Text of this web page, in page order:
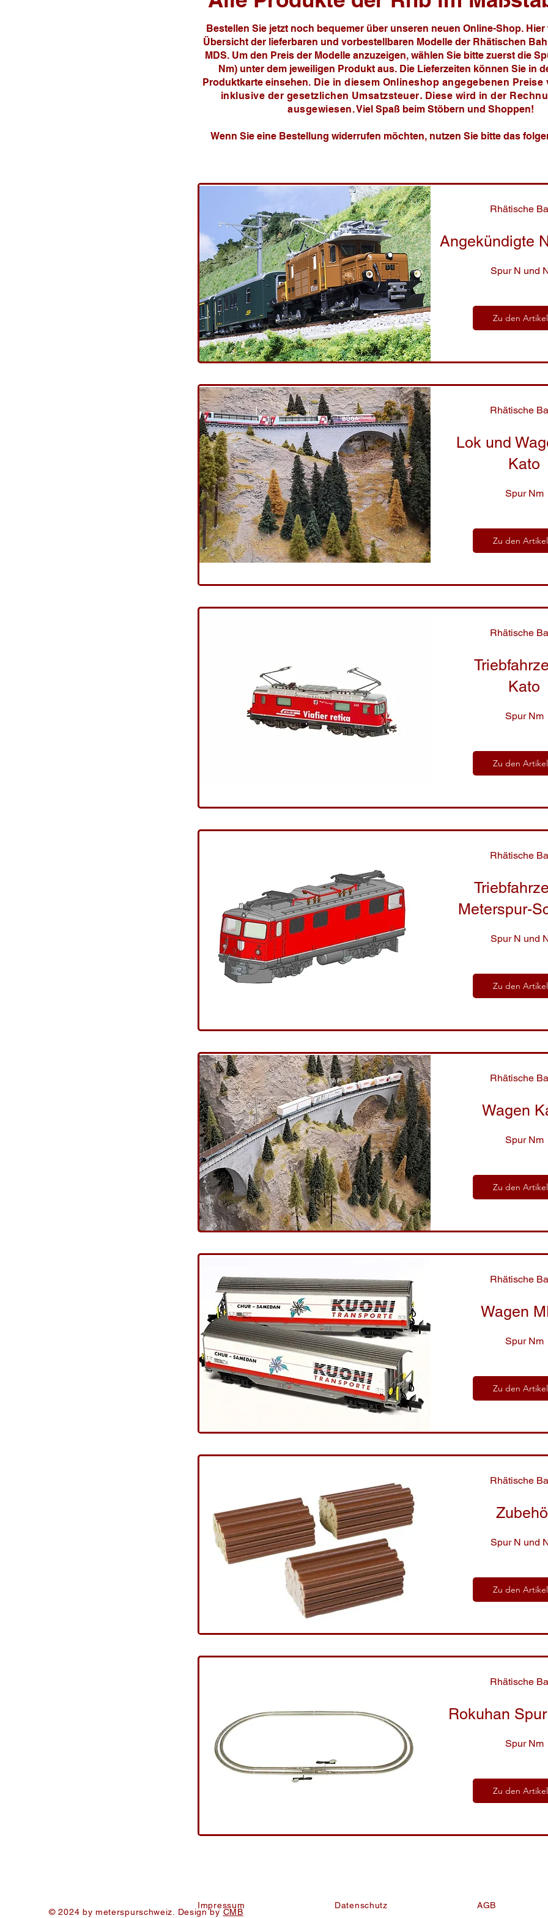
Bestellen Sie jetzt noch bequemer über unseren neuen Online-Shop. Hier
Übersicht der lieferbaren und vorbestellbaren Modelle der Rhätischen
MDS. Um den Preis der Modelle anzuzeigen, wählen Sie bitte zuerst die
Nm) unter dem jeweiligen Produkt aus. Die Lieferzeiten können Sie in
Produktkarte einsehen. Die in diesem Onlineshop angegebenen Preise
inklusive der gesetzlichen Umsatzsteuer. Diese wird in der
ausgewiesen.Viel Spaß beim Stöbern und Shoppen!
Wenn Sie eine Bestellung widerrufen möchten, nutzen Sie bitte das
Rhätische
Angekündigte
Spur N und
Zu den
Rhätische
Lok und
Kato
Spur Nm
Zu den
Rhätische
Kato
Spur Nm
Zu den
Rhätische
Meterspur-
Spur N und
Zu den
Rhätische
Wagen
Spur Nm
Zu den
Rhätische
Wagen
Spur Nm
Zu den
Rhätische
Spur N und
Zu den
Rhätische
Rokuhan
Spur Nm
Zu den
© 2024 by meterspurschweiz. Design by CMB
Impressum Datenschutz AGB